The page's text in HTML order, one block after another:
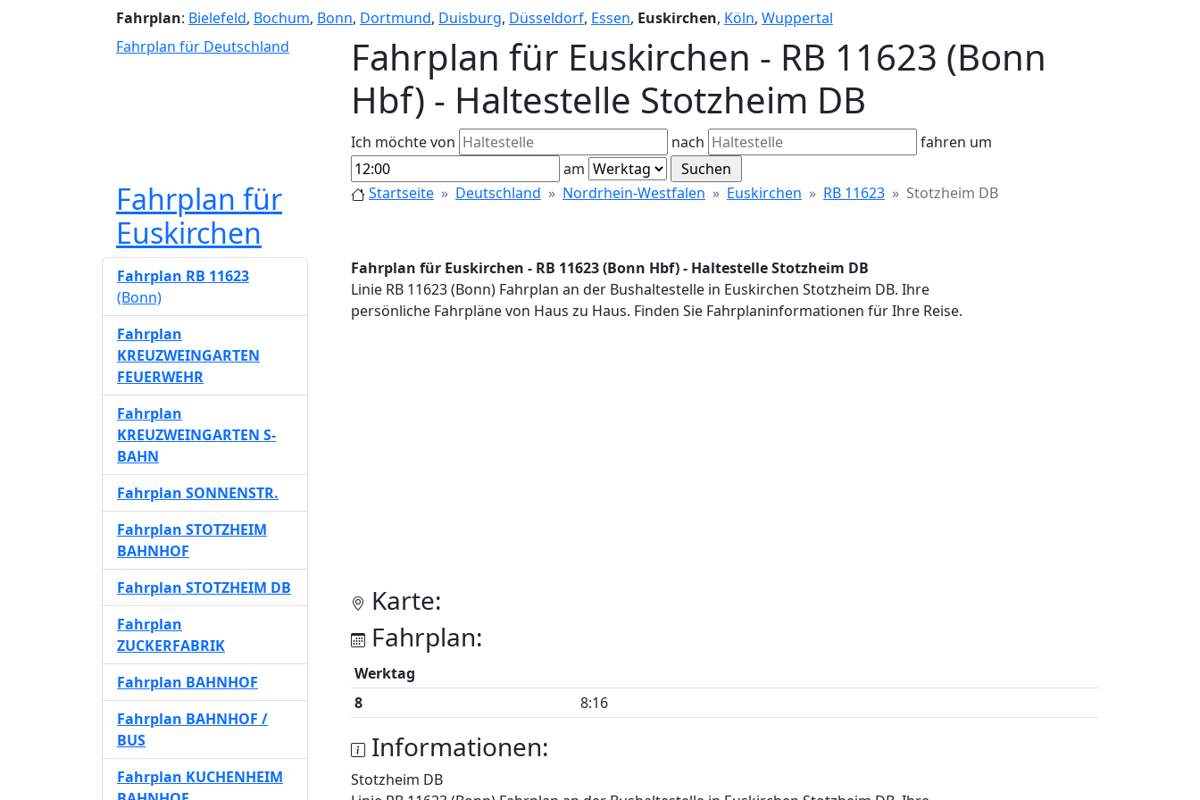
Fahrplan: Bielefeld, Bochum, Bonn, Dortmund, Duisburg, Düsseldorf, Essen, Euskirchen, Köln, Wuppertal
Fahrplan für Deutschland
Fahrplan für Euskirchen - RB 11623 (Bonn
Hbf) - Haltestelle Stotzheim DB
Ich möchte von nach
fahren um
am
Fahrplan für
Euskirchen
Startseite Deutschland Nordrhein-Westfalen Euskirchen RB 11623 Stotzheim DB
Fahrplan für Euskirchen - RB 11623 (Bonn Hbf) - Haltestelle Stotzheim DB
Linie RB 11623 (Bonn) Fahrplan an der Bushaltestelle in Euskirchen Stotzheim DB. Ihre
persönliche Fahrpläne von Haus zu Haus. Finden Sie Fahrplaninformationen für Ihre Reise.
Karte:
Fahrplan:
Werktag
8
8:16
Informationen:
Stotzheim DB
Fahrplan RB 11623
(Bonn)
Fahrplan
KREUZWEINGARTEN
FEUERWEHR
Fahrplan
KREUZWEINGARTEN S-
BAHN
Fahrplan SONNENSTR.
Fahrplan STOTZHEIM
BAHNHOF
Fahrplan STOTZHEIM DB
Fahrplan
ZUCKERFABRIK
Fahrplan BAHNHOF
Fahrplan BAHNHOF /
BUS
Fahrplan KUCHENHEIM